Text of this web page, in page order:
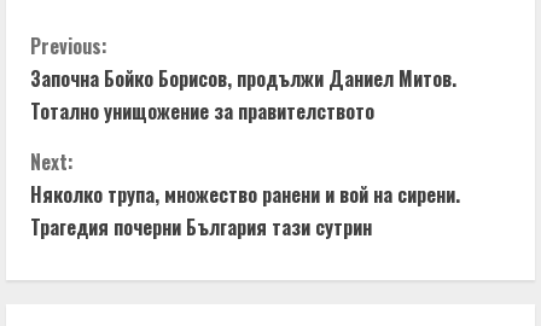
i
n
g
C
o
n
t
Previous:
Започна Бойко Борисов, продължи Даниел Митов.
Тотално унищожение за правителството
Next:
Няколко трупа, множество ранени и вой на сирени.
Трагедия почерни България тази сутрин